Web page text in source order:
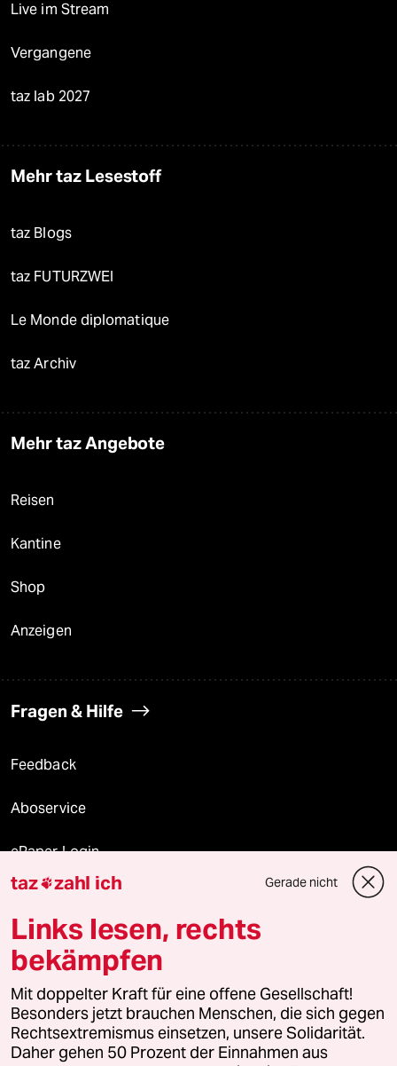
Live im Stream
Vergangene
taz lab 2027
Mehr taz Lesestoff
taz Blogs
taz FUTURZWEI
Le Monde diplomatique
taz Archiv
Mehr taz Angebote
Reisen
Kantine
Shop
Anzeigen
Fragen & Hilfe
Feedback
Aboservice
ePaper Login
Downloads für Abonnierende
© 2026 taz Verlags und Vertriebs GmbH
Alle Rechte vorbehalten. Bei rechtlichen Fragen oder für Genehmigungen
wenden Sie sich bitte an
lizenzen@taz.de
Feedback Redaktionsstatut Kommune-Richtlinien
taz zahl ich Gerade nicht
Links lesen, rechts
bekämpfen
Mit doppelter Kraft für eine offene Gesellschaft!
Besonders jetzt brauchen Menschen, die sich gegen
Rechtsextremismus einsetzen, unsere Solidarität.
Daher gehen 50 Prozent der Einnahmen aus